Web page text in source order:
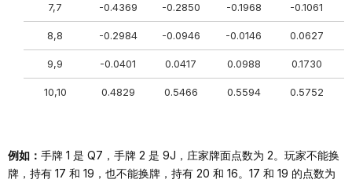
7,7 -0.4369 -0.2850 -0.1968 -0.1061
8,8 -0.2984 -0.0946 -0.0146 0.0627
9,9 -0.0401 0.0417 0.0988 0.1730
10,10 0.4829 0.5466 0.5594 0.5752
例如： 手牌 1 是 Q7，手牌 2 是 9J，庄家牌面点数为 2。玩家不能换
牌，持有 17 和 19，也不能换牌，持有 20 和 16。17 和 19 的点数为